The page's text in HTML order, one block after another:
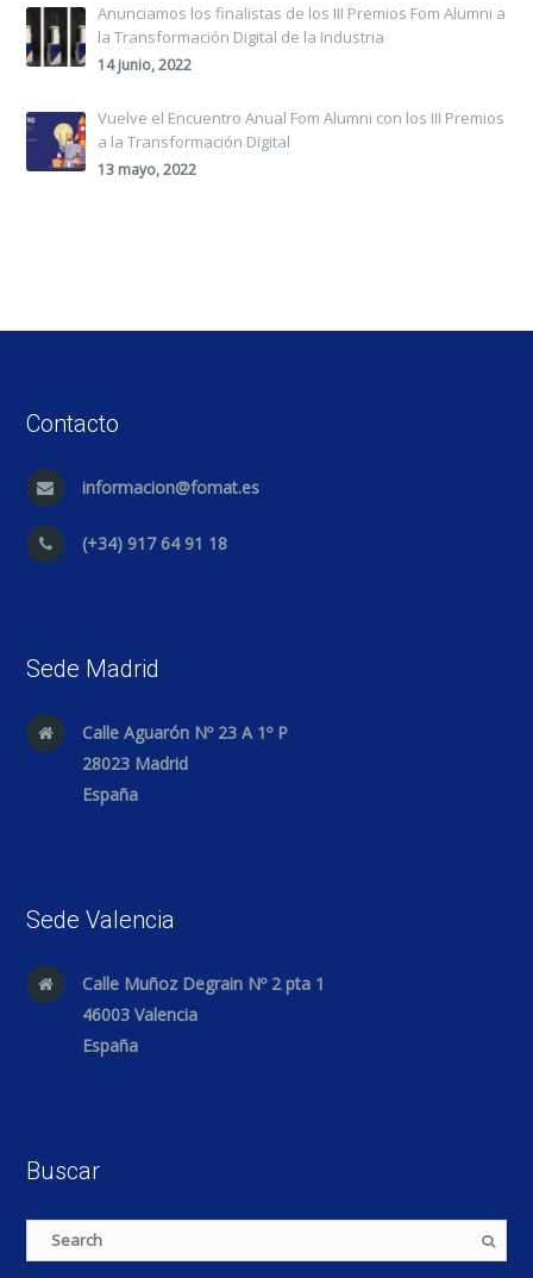
Anunciamos los finalistas de los III Premios Fom Alumni a
la Transformación Digital de la Industria
14 junio, 2022
Vuelve el Encuentro Anual Fom Alumni con los III Premios
a la Transformación Digital
13 mayo, 2022
Contacto
informacion@fomat.es
(+34) 917 64 91 18
Sede Madrid
Calle Aguarón Nº 23 A 1º P
28023 Madrid
España
Sede Valencia
Calle Muñoz Degrain Nº 2 pta 1
46003 Valencia
España
Buscar